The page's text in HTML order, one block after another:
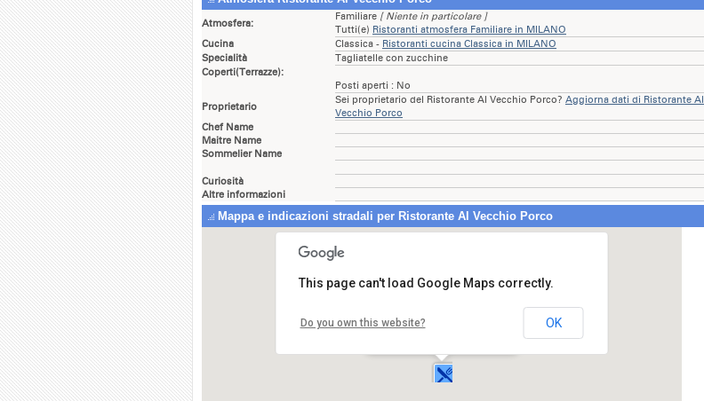
Atmosfera:
Familiare [ Niente in particolare ]
Tutti(e) Ristoranti atmosfera Familiare in MILANO
Cucina
Classica - Ristoranti cucina Classica in MILANO
Specialità
Tagliatelle con zucchine
Coperti(Terrazze):
Posti aperti : No
Proprietario
Sei proprietario del Ristorante Al Vecchio Porco? Aggiorna dati di Ristorante Al
Vecchio Porco
Chef Name
Maitre Name
Sommelier Name
Curiosità
Altre informazioni
Mappa e indicazioni stradali per Ristorante Al Vecchio Porco
Ristorante Al Vecchio Porco
This page can't load Google Maps correctly.
Do you own this website? OK